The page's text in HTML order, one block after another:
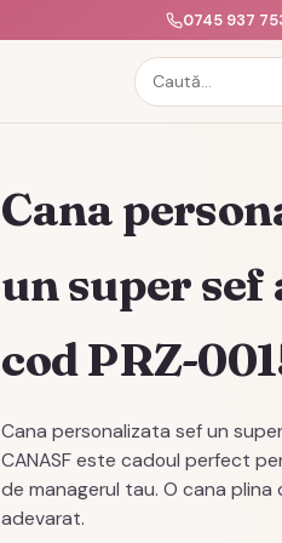
0745 937
Caută
produse
Cana
un super sef
cod PRZ-
Cana personalizata sef un
CANASF este cadoul perfect
de managerul tau. O cana
adevarat.